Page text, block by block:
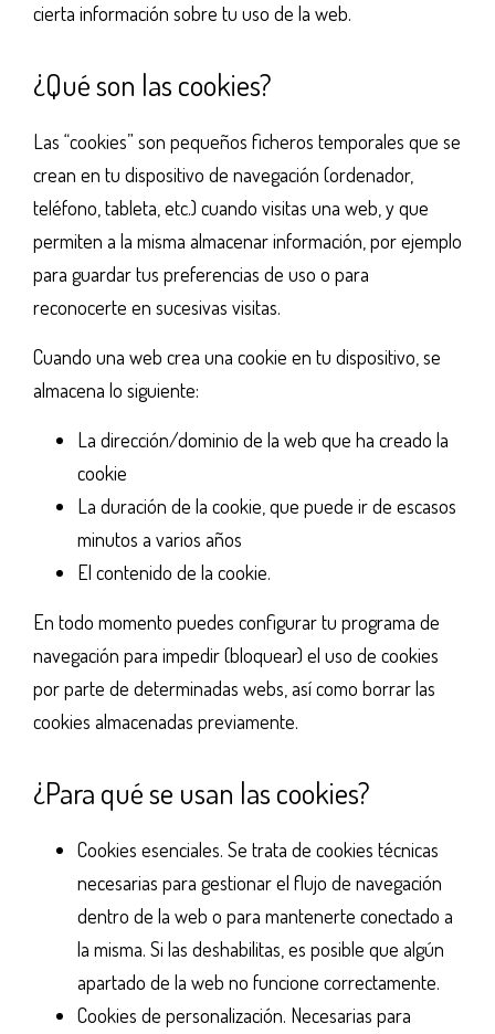
cierta información sobre tu uso de la web.
¿Qué son las cookies?
Las “cookies” son pequeños ficheros temporales que se
crean en tu dispositivo de navegación (ordenador,
teléfono, tableta, etc.) cuando visitas una web, y que
permiten a la misma almacenar información, por ejemplo
para guardar tus preferencias de uso o para
reconocerte en sucesivas visitas.
Cuando una web crea una cookie en tu dispositivo, se
almacena lo siguiente:
La dirección/dominio de la web que ha creado la
cookie
La duración de la cookie, que puede ir de escasos
minutos a varios años
El contenido de la cookie.
En todo momento puedes configurar tu programa de
navegación para impedir (bloquear) el uso de cookies
por parte de determinadas webs, así como borrar las
cookies almacenadas previamente.
¿Para qué se usan las cookies?
Cookies esenciales. Se trata de cookies técnicas
necesarias para gestionar el flujo de navegación
dentro de la web o para mantenerte conectado a
la misma. Si las deshabilitas, es posible que algún
apartado de la web no funcione correctamente.
Cookies de personalización. Necesarias para